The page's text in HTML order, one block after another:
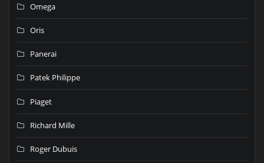
Omega
Oris
Panerai
Patek Philippe
Piaget
Richard Mille
Roger Dubuis